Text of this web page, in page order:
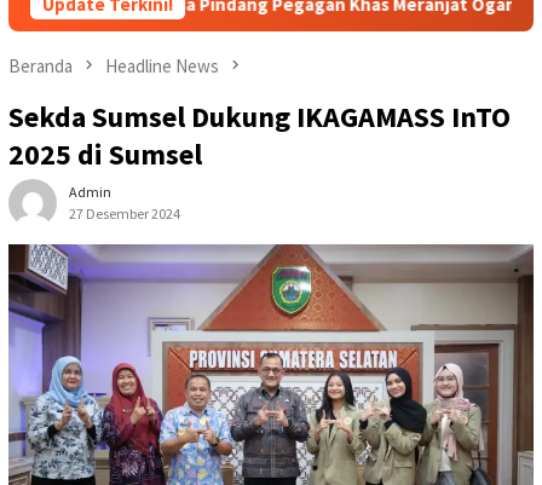
Beranda Headline News
Sekda Sumsel Dukung IKAGAMASS InTO
2025 di Sumsel
Admin
27 Desember 2024